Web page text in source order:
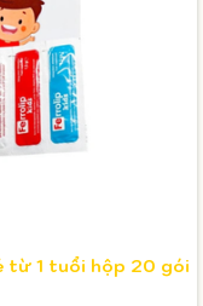
từ 1 tuổi hộp 20 gói